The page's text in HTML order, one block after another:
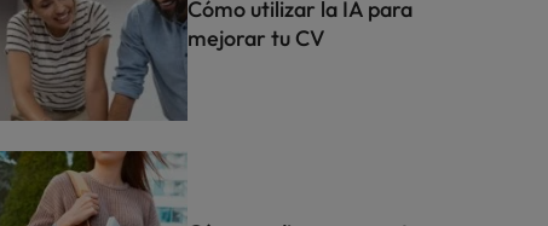
Cómo utilizar la IA para
mejorar tu CV